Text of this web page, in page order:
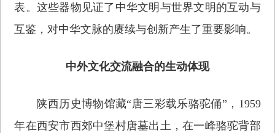
表。这些器物见证了中华文明与世界文明的互动与
互鉴，对中华文脉的赓续与创新产生了重要影响。
中外文化交流融合的生动体现
陕西历史博物馆藏“唐三彩载乐骆驼俑”，1959
年在西安市西郊中堡村唐墓出土，在一峰骆驼背部